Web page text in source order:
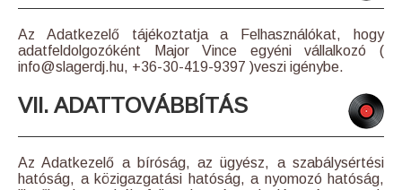
Az Adatkezelő tájékoztatja a Felhasználókat, hogy
adatfeldolgozóként Major Vince egyéni vállalkozó (
info@slagerdj.hu, +36-30-419-9397 )veszi igénybe.
VII. ADATTOVÁBBÍTÁS
Az Adatkezelő a bíróság, az ügyész, a szabálysértési
hatóság, a közigazgatási hatóság, a nyomozó hatóság,